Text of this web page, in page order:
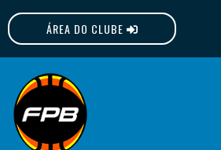
ÁREA DO CLUBE
FPB